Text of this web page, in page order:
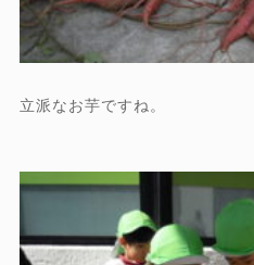
立派なお芋ですね。